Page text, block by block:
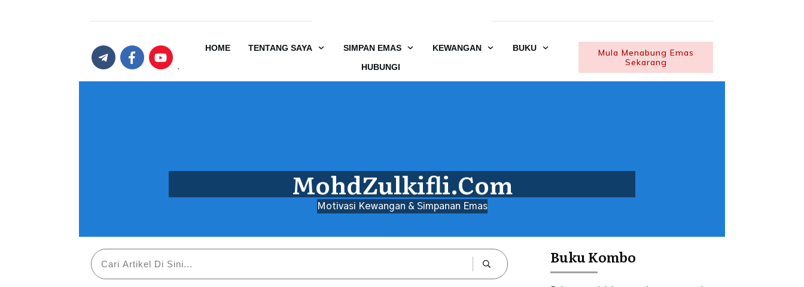
HOME TENTANG SAYA SIMPAN EMAS KEWANGAN
BUKU
HUBUNGI
Mula Menabung Emas
Sekarang
MohdZulkifli.Com
Motivasi Kewangan & Simpanan Emas
Buku Kombo